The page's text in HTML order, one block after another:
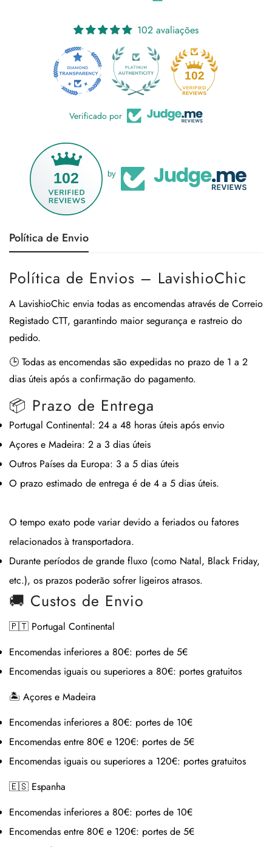
102 avaliações
102
Verificado por
102 by
Política de Envio
Política de Envios – LavishioChic
A LavishioChic envia todas as encomendas através de Correio
Registado CTT, garantindo maior segurança e rastreio do
pedido.
🕒 Todas as encomendas são expedidas no prazo de 1 a 2
dias úteis após a confirmação do pagamento.
📦 Prazo de Entrega
Portugal Continental: 24 a 48 horas úteis após envio
Açores e Madeira: 2 a 3 dias úteis
Outros Países da Europa: 3 a 5 dias úteis
O prazo estimado de entrega é de 4 a 5 dias úteis.
O tempo exato pode variar devido a feriados ou fatores
relacionados à transportadora.
Durante períodos de grande fluxo (como Natal, Black Friday,
etc.), os prazos poderão sofrer ligeiros atrasos.
🚚 Custos de Envio
🇵🇹 Portugal Continental
Encomendas inferiores a 80€: portes de 5€
Encomendas iguais ou superiores a 80€: portes gratuitos
🏝 Açores e Madeira
Encomendas inferiores a 80€: portes de 10€
Encomendas entre 80€ e 120€: portes de 5€
Encomendas iguais ou superiores a 120€: portes gratuitos
🇪🇸 Espanha
Encomendas inferiores a 80€: portes de 10€
Encomendas entre 80€ e 120€: portes de 5€